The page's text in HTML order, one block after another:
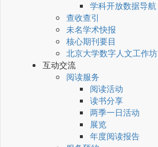
学科开放数据导航
查收查引
未名学术快报
核心期刊要目
北京大学数字人文工作坊
互动交流
阅读服务
阅读活动
读书分享
两季一日活动
展览
年度阅读报告